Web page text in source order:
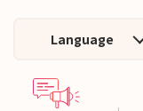
Language